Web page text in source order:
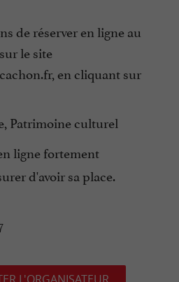
de réserver en ligne au
le site
en cliquant sur
Patrimoine culturel
ligne fortement
d'avoir sa place.